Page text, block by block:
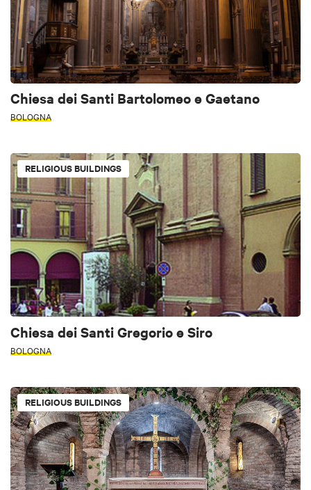
Chiesa dei Santi Bartolomeo e Gaetano
BOLOGNA
RELIGIOUS BUILDINGS
Chiesa dei Santi Gregorio e Siro
BOLOGNA
RELIGIOUS BUILDINGS